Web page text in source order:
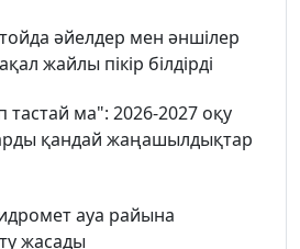
әйелдер мен әншілер
жайлы пікір білдірді
ма": 2026-2027 оқу
қандай жаңашылдықтар
ауа райына
жасады